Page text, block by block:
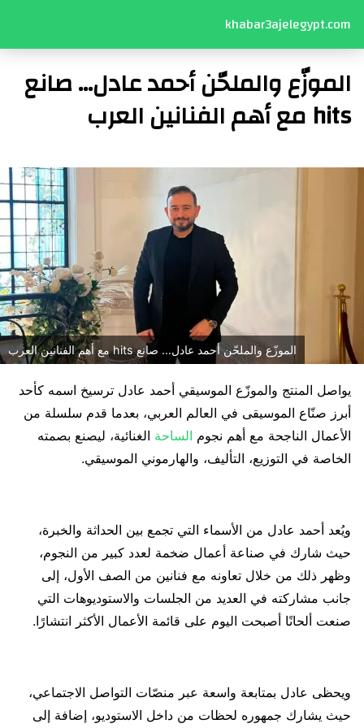
khabar3ajelegypt.com
الموزّع والملحّن أحمد عادل… صانع
hits مع أهم الفنانين العرب
الموزّع والملحّن أحمد عادل… صانع hits مع أهم الفنانين العرب
يواصل المنتج والموزّع الموسيقي أحمد عادل ترسيخ اسمه كأحد
أبرز صنّاع الموسيقى في العالم العربي، بعدما قدم سلسلة من
الأعمال الناجحة مع أهم نجوم الساحة الغنائية، ليصنع بصمته
الخاصة في التوزيع، التأليف، والهارموني الموسيقي.
ويُعد أحمد عادل من الأسماء التي تجمع بين الحداثة والخبرة،
حيث شارك في صناعة أعمال ضخمة لعدد كبير من النجوم،
وظهر ذلك من خلال تعاونه مع فنانين من الصف الأول، إلى
جانب مشاركته في العديد من الجلسات والاستوديوهات التي
صنعت ألحانًا أصبحت اليوم على قائمة الأعمال الأكثر انتشارًا.
ويحظى عادل بمتابعة واسعة عبر منصّات التواصل الاجتماعي،
حيث يشارك جمهوره لحظات من داخل الاستوديو، إضافة إلى